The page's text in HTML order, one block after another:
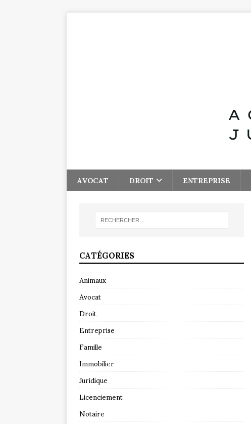
AVOCAT DROIT ENTREPRISE
CATÉGORIES
Animaux
Avocat
Droit
Entreprise
Famille
Immobilier
Juridique
Licenciement
Notaire